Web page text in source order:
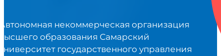
некоммерческая организация
образования Самарский
государственного управления